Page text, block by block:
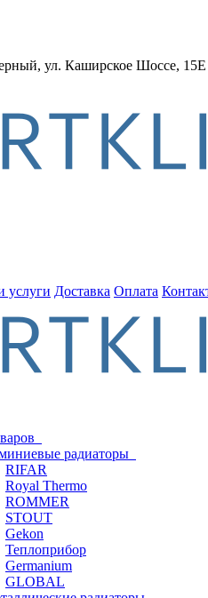
ул. Каширское Шоссе, 15Е
услуги Доставка Оплата
радиаторы
RIFAR
Royal Thermo
ROMMER
STOUT
Gekon
Теплоприбор
Germanium
GLOBAL